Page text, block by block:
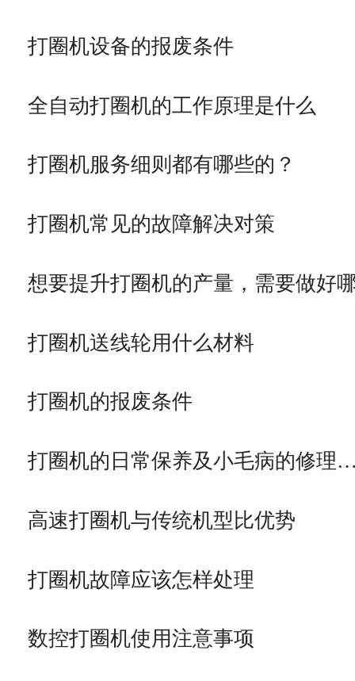
打圈机设备的报废条件
全自动打圈机的工作原理是什么
打圈机服务细则都有哪些的？
打圈机常见的故障解决对策
想要提升打圈机的产量，需要做好
打圈机送线轮用什么材料
打圈机的报废条件
打圈机的日常保养及小毛病的修理
高速打圈机与传统机型比优势
打圈机故障应该怎样处理
数控打圈机使用注意事项